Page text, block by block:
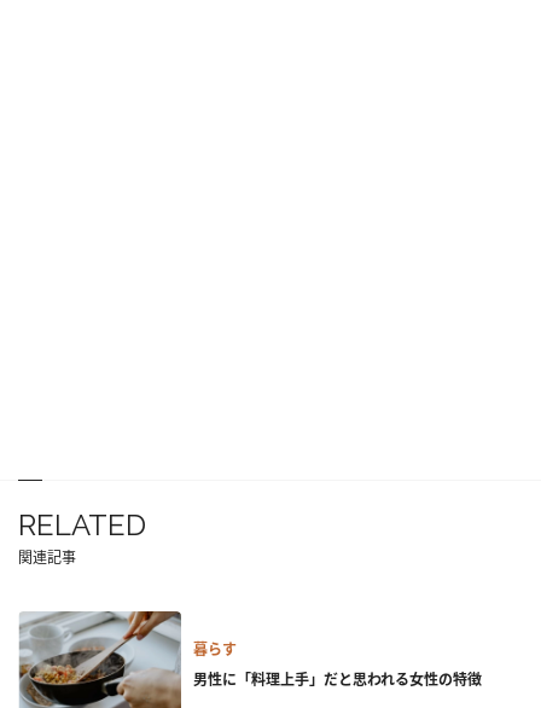
RELATED
関連記事
暮らす
男性に「料理上手」だと思われる女性の特徴